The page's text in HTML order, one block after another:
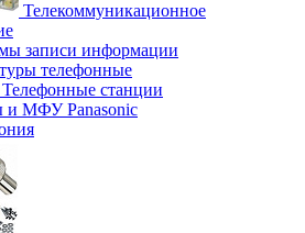
Телекоммуникационное
записи информации
телефонные
станции
и МФУ Panasonic